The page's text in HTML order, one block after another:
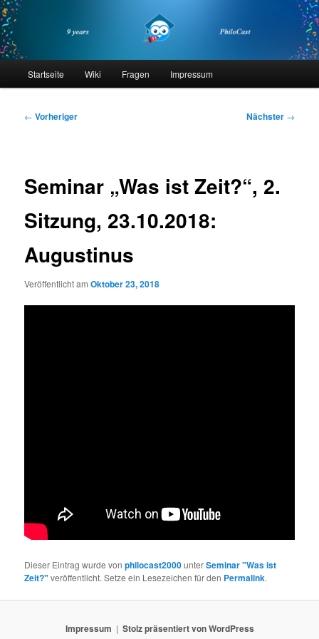
Zum
primären
Inhalt
springenphilocast
Startseite Wiki Fragen Impressum
Beitragsnavigation
← Vorheriger Nächster →
Seminar „Was ist Zeit?“, 2.
Sitzung, 23.10.2018:
Augustinus
Veröffentlicht amOktober 23, 2018
Dieser Eintrag wurde vonphilocast2000unterSeminar "Was ist
Zeit?" veröffentlicht. Setze ein Lesezeichen für den Permalink.
Impressum Stolz präsentiert von WordPress